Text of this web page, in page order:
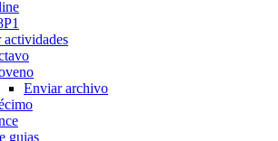
actividades
Enviar archivo
guias